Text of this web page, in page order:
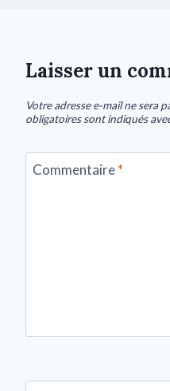
Laisser un
Votre adresse e-mail ne sera
obligatoires sont indiqués
Commentaire*